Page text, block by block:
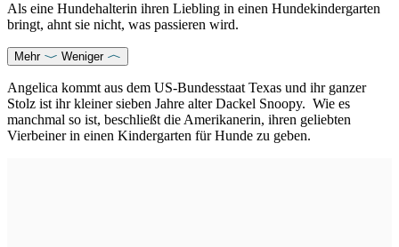
Als eine Hundehalterin ihren Liebling in einen Hundekindergarten
bringt, ahnt sie nicht, was passieren wird.
Mehr Weniger
Angelica kommt aus dem US-Bundesstaat Texas und ihr ganzer
Stolz ist ihr kleiner sieben Jahre alterDackel Snoopy. Wie es
manchmal so ist, beschließt die Amerikanerin, ihren geliebten
Vierbeiner in einen Kindergarten für Hunde zu geben.